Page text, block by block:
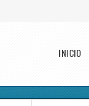
Main menu
INICIO